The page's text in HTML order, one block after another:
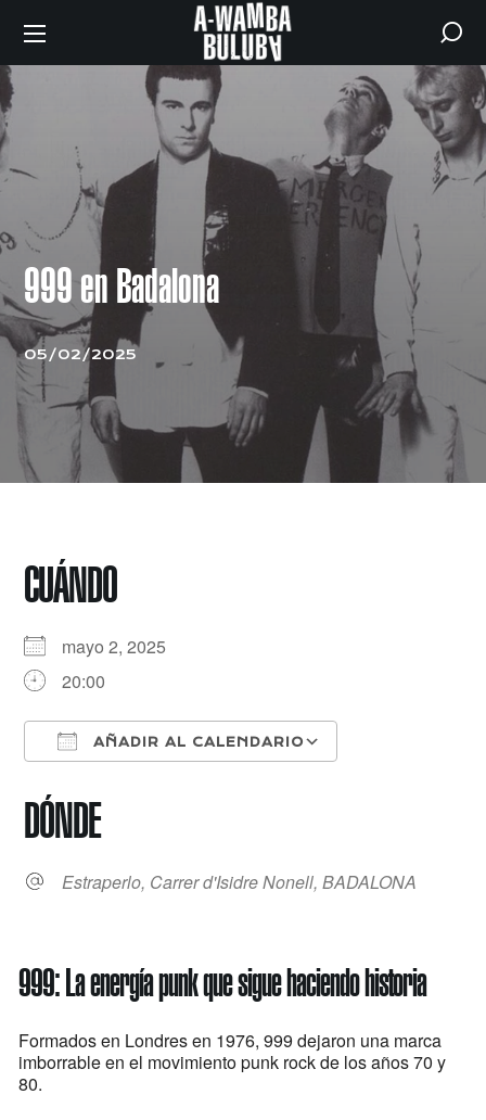
999 en Badalona
05/02/2025
CUÁNDO
mayo 2, 2025
20:00
AÑADIR AL CALENDARIO
DÓNDE
Estraperlo, Carrer d'Isidre Nonell, BADALONA
999: La energía punk que sigue haciendo historia
Formados en Londres en 1976, 999 dejaron una marca
imborrable en el movimiento punk rock de los años 70 y
80.